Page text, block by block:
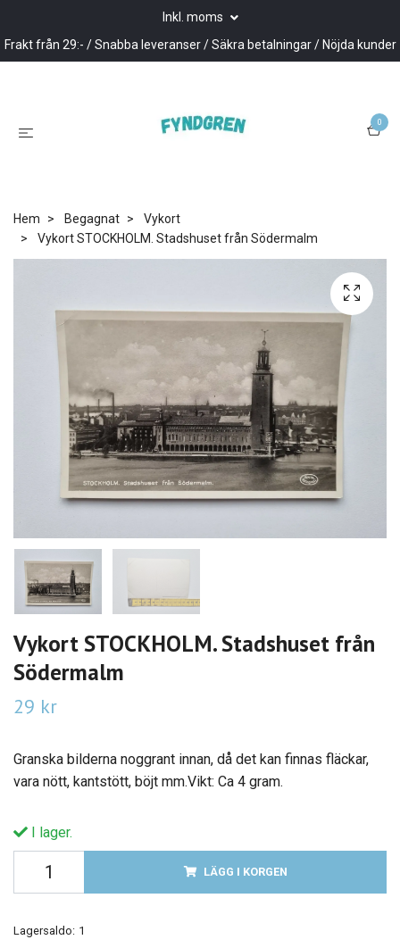
Inkl. moms
Frakt från 29:- / Snabba leveranser / Säkra betalningar / Nöjda kunder
0
Hem Begagnat
Vykort
Vykort STOCKHOLM. Stadshuset från Södermalm
Vykort STOCKHOLM. Stadshuset från
Södermalm
29 kr
Granska bilderna noggrant innan, då det kan finnas fläckar,
vara nött, kantstött, böjt mm.Vikt: Ca 4 gram.
I lager.
LÄGG I KORGEN
Lagersaldo: 1